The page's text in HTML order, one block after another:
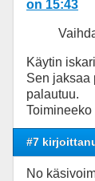
on 15:43
Käytin
Sen jaksaa
palautuu.
#7
No